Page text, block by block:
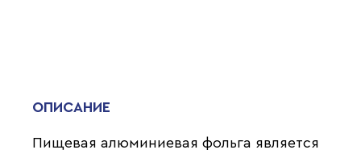
ОПИСАНИЕ
Пищевая алюминиевая фольга является